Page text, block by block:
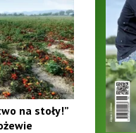
na stoły!”